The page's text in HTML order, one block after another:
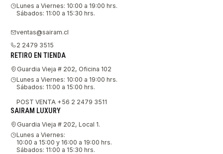
Lunes a Viernes: 10:00 a 19:00 hrs.
Sábados: 11:00 a 15:30 hrs.
ventas@sairam.cl
2 2479 3515
RETIRO EN TIENDA
Guardia Vieja # 202, Oficina 102
Lunes a Viernes: 10:00 a 19:00 hrs.
Sábados: 11:00 a 15:00 hrs.
POST VENTA +56 2 2479 3511
SAIRAM LUXURY
Guardia Vieja # 202, Local 1.
Lunes a Viernes:
10:00 a 15:00 y 16:00 a 19:00 hrs.
Sábados: 11:00 a 15:30 hrs.